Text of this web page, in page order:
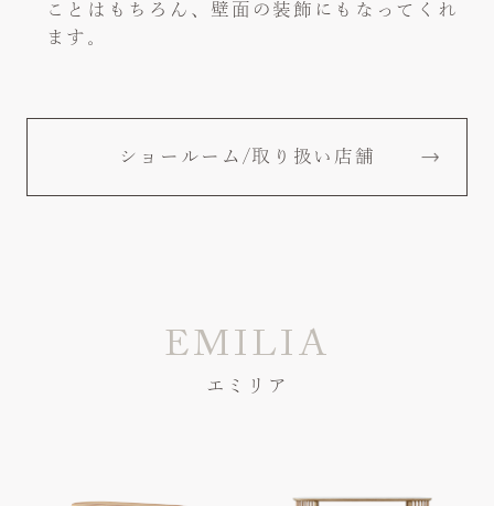
ことはもちろん、壁面の装飾にもなってくれ
ます。
ショールーム/取り扱い店舗
EMILIA
エミリア